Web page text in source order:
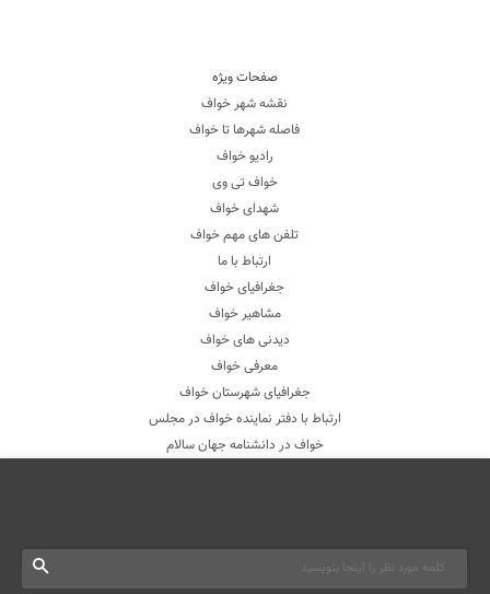
صفحات ویژه
نقشه شهر خواف
فاصله شهرها تا خواف
رادیو خواف
خواف تی وی
شهدای خواف
تلفن های مهم خواف
ارتباط با ما
جغرافیای خواف
مشاهیر خواف
دیدنی های خواف
معرفی خواف
جغرافیای شهرستان خواف
ارتباط با دفتر نماینده خواف در مجلس
خواف در دانشنامه جهان سالام